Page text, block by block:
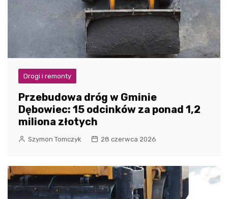
Drogi i remonty
Przebudowa dróg w Gminie
Dębowiec: 15 odcinków za ponad 1,2
miliona złotych
Szymon Tomczyk 28 czerwca 2026